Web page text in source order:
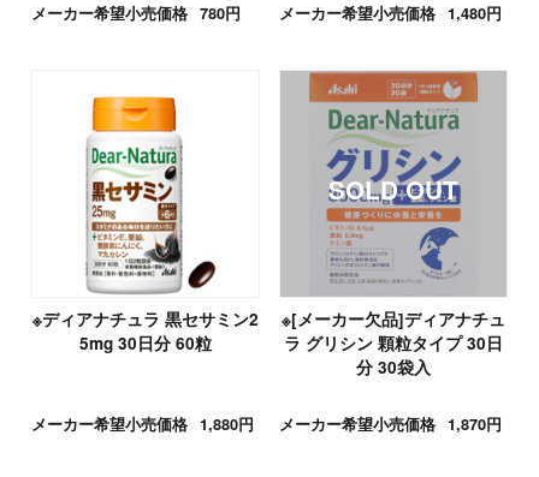
メーカー希望小売価格 780円 メーカー希望小売価格 1,480円
※ディアナチュラ 黒セサミン2
5mg 30日分 60粒
メーカー希望小売価格 1,880円
※[メーカー欠品]ディアナチュ
ラ グリシン 顆粒タイプ 30日
分 30袋入
メーカー希望小売価格 1,870円